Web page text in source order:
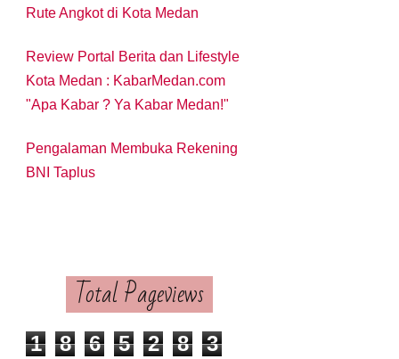
Rute Angkot di Kota Medan
Review Portal Berita dan Lifestyle
Kota Medan : KabarMedan.com
"Apa Kabar ? Ya Kabar Medan!"
Pengalaman Membuka Rekening
BNI Taplus
Total Pageviews
1 8 6 5 2 8 3